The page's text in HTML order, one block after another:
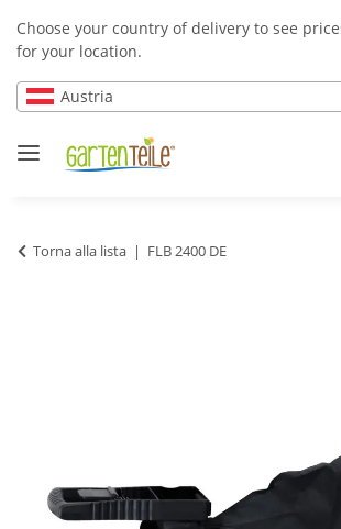
Choose your country of delivery to see
for your location.
Austria
Torna alla lista FLB 2400 DE